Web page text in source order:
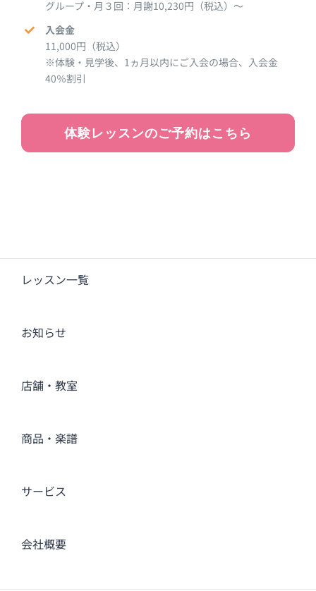
グループ・月３回：月謝10,230円（税込）～
入会金
11,000円（税込）
※体験・見学後、1ヵ月以内にご入会の場合、入会金
40％割引
体験レッスンのご予約はこちら
レッスン一覧
お知らせ
店舗・教室
商品・楽譜
サービス
会社概要